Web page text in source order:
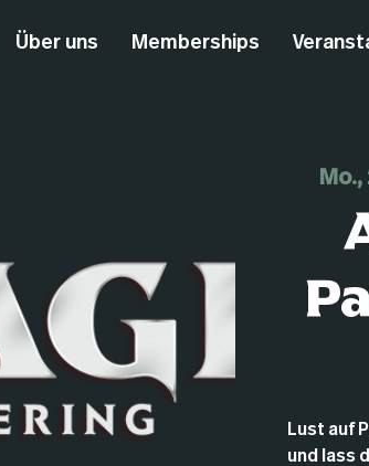
Über uns Memberships
Mo.,
Lust auf
und lass